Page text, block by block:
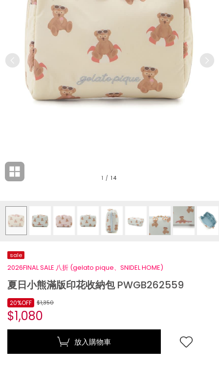
1 / 14
sale
2026FINAL SALE 八折 (gelato pique、SNIDEL HOME)
夏日小熊滿版印花收納包 PWGB262559
$1,350
$1,080
20%OFF
放入購物車